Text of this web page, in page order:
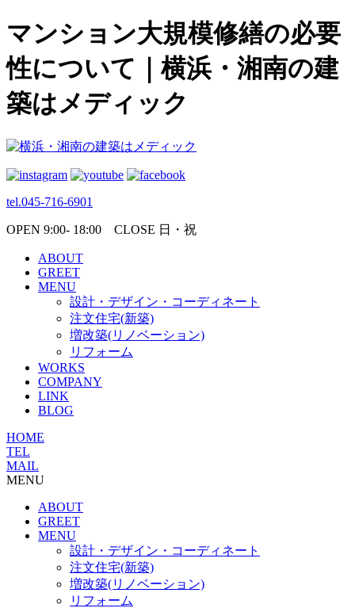
マンション大規模修繕の必要
性について｜横浜・湘南の建
築はメディック
tel.045-716-6901
OPEN 9:00- 18:00 CLOSE 日・祝
ABOUT
GREET
MENU
設計・デザイン・コーディネート
注文住宅(新築)
増改築(リノベーション)
リフォーム
WORKS
COMPANY
LINK
BLOG
HOME
TEL
MAIL
MENU
ABOUT
GREET
MENU
設計・デザイン・コーディネート
注文住宅(新築)
増改築(リノベーション)
リフォーム